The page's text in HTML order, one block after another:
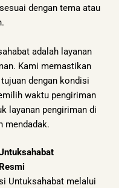
dengan tema atau
adalah layanan
Kami memastikan
dengan kondisi
waktu pengiriman
layanan pengiriman di
mendadak.
Untuksahabat melalui